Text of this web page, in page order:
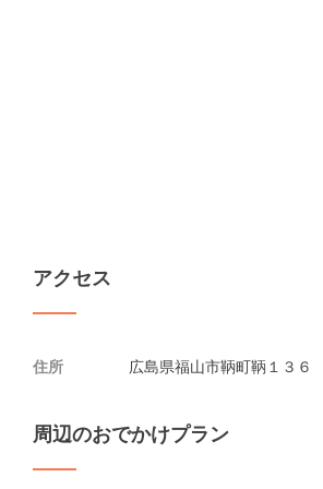
アクセス
住所 広島県福山市鞆町鞆１３６
周辺のおでかけプラン